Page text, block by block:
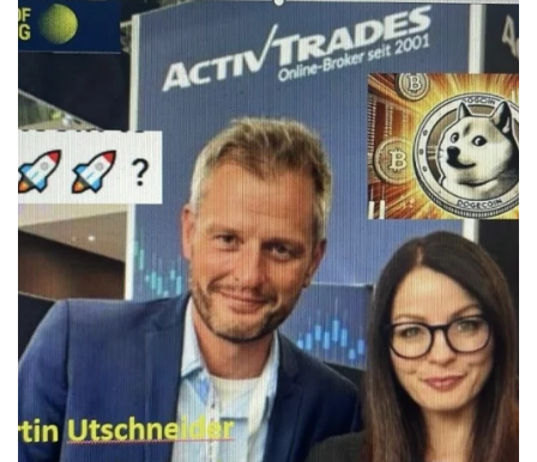
COMMUNITY
Der Leserbrief der
Woche #2
21. Juli. 2021
Der Leserbrief der Woche Viele Leser
stellen ganz persönliche Fragen. Vielleicht
hast du auch spezielle Fragen im Kopf?
Aber du hast dich bis jetzt nicht getraut sie